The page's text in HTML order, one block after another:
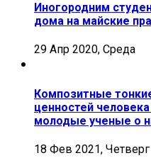
Иногородним
дома на майские
29 Апр 2020, Среда
Композитные
ценностей
молодые ученые о
18 Фев 2021, Четверг